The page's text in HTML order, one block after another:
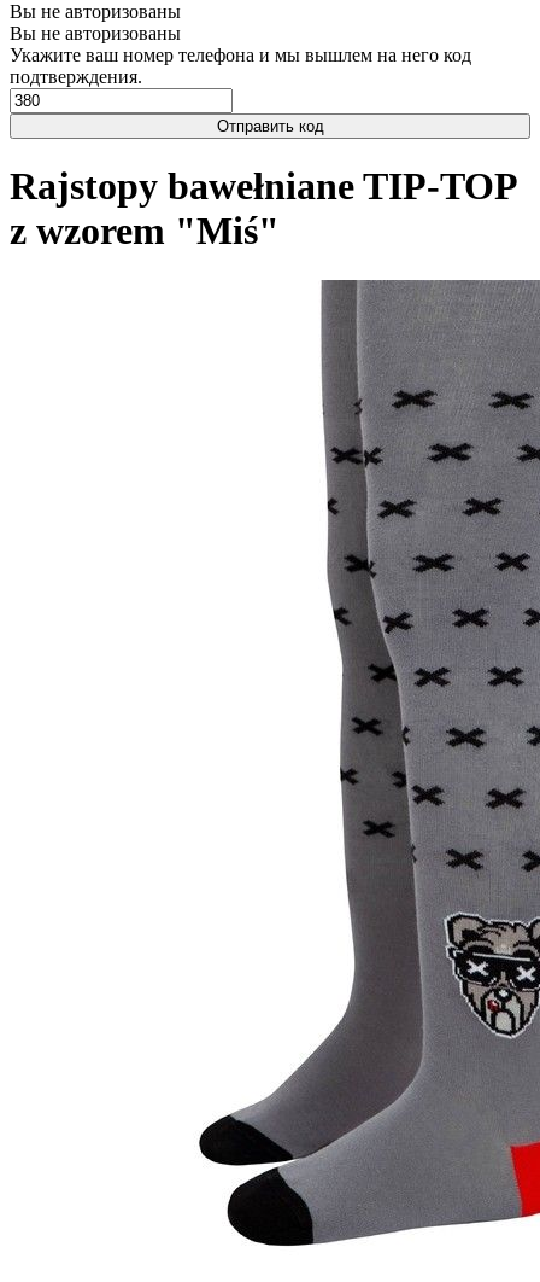
Вы не авторизованы
Вы не авторизованы
Укажите ваш номер телефона и мы вышлем на него код
подтверждения.
Отправить код
Rajstopy bawełniane TIP-TOP
z wzorem "Miś"